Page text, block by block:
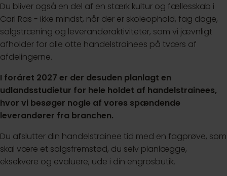
Du bliver også en del af en stærk kultur og fællesskab i
Carl Ras - ikke mindst, når der er skoleophold, fag dage,
salgstræning og leverandøraktiviteter, som vi jævnligt
afholder for alle otte handelstrainees på tværs af
afdelingerne.
I foråret 2027 er der desuden planlagt en
udlandsstudietur for hele holdet af handelstrainees,
hvor vi besøger nogle af vores spændende
leverandører fra branchen.
Du afslutter din handelstrainee tid med en fagprøve, som
skal være et salgsfremstød, du selv planlægge,
eksekvere og evaluere, ude i din engrosbutik.